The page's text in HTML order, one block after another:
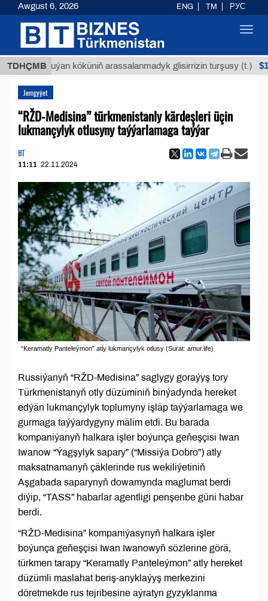
TDHÇMB
Buýan köküniň arassalanmadyk glisirrizin turşusy (t.) $12935,18
Jemgyýet
“RŽD-Medisina” türkmenistanly kärdeşleri üçin
lukmançylyk otlusyny taýýarlamaga taýýar
BT
11:11 22.11.2024
“Keramatly Panteleýmon” atly lukmançylyk otlusy (Surat: amur.life)
Russiýanyň “RŽD-Medisina” saglygy goraýyş tory
Türkmenistanyň otly düzüminiň binýadynda hereket
edýän lukmançylyk toplumyny işläp taýýarlamaga we
gurmaga taýýardygyny mälim etdi. Bu barada
kompaniýanyň halkara işler boýunça geňeşçisi Iwan
Iwanow “Ýagşylyk sapary” (“Missiýa Dobro”) atly
maksatnamanyň çäklerinde rus wekiliýetiniň
Aşgabada saparynyň dowamynda maglumat berdi
diýip, “TASS” habarlar agentligi penşenbe güni habar
berdi.
“RŽD-Medisina” kompaniýasynyň halkara işler
boýunça geňeşçisi Iwan Iwanowyň sözlerine görä,
türkmen tarapy “Keramatly Panteleýmon” atly hereket
düzümli maslahat beriş-anyklaýyş merkezini
döretmekde rus tejribesine aýratyn gyzyklanma
Awgust 6, 2026 ENG TM РУС